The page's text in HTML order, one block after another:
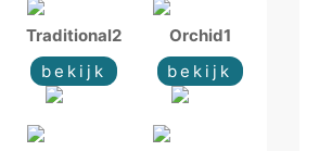
Traditional2
bekijk
Orchid1
bekijk